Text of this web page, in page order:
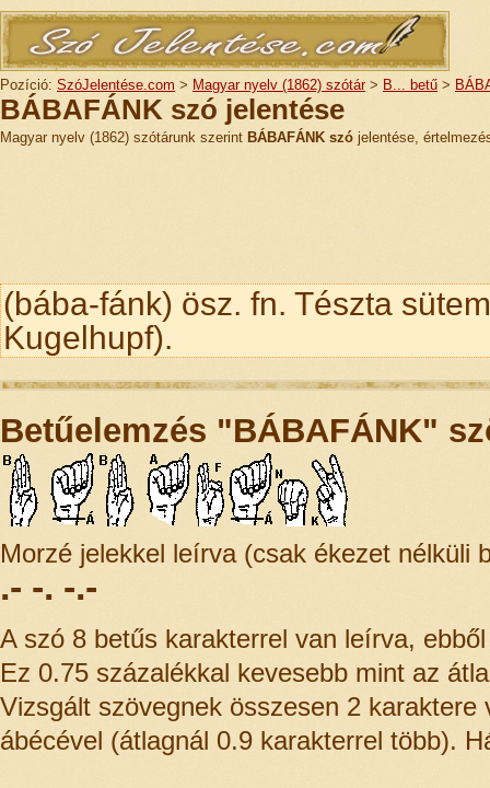
Pozíció: SzóJelentése.com > Magyar nyelv (1862) szótár> B... betű >
BÁBAFÁNK szó jelentése
Magyar nyelv (1862) szótárunk szerint BÁBAFÁNK szó jelentése,
(bába-fánk) ösz. fn. Tészta
Kugelhupf).
Betűelemzés "BÁBAFÁNK"
Morzé jelekkel leírva (csak ékezet nélküli
.- -. -.-
A szó 8 betűs karakterrel van leírva,
Ez 0.75 százalékkal kevesebb mint az
Vizsgált szövegnek összesen 2
ábécével (átlagnál 0.9 karakterrel több).